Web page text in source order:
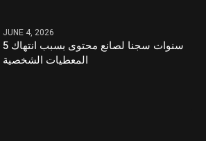
JUNE 4, 2026
5 سنوات سجنا لصانع محتوى بسبب انتهاك
المعطيات الشخصية